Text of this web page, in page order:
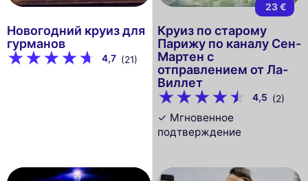
Новогодний круиз для
гурманов
4,7 (21)
23 €
Круиз по старому
Парижу по каналу Сен-
Мартен с
отправлением от Ла-
Виллет
4,5 (2)
✓ Мгновенное
подтверждение